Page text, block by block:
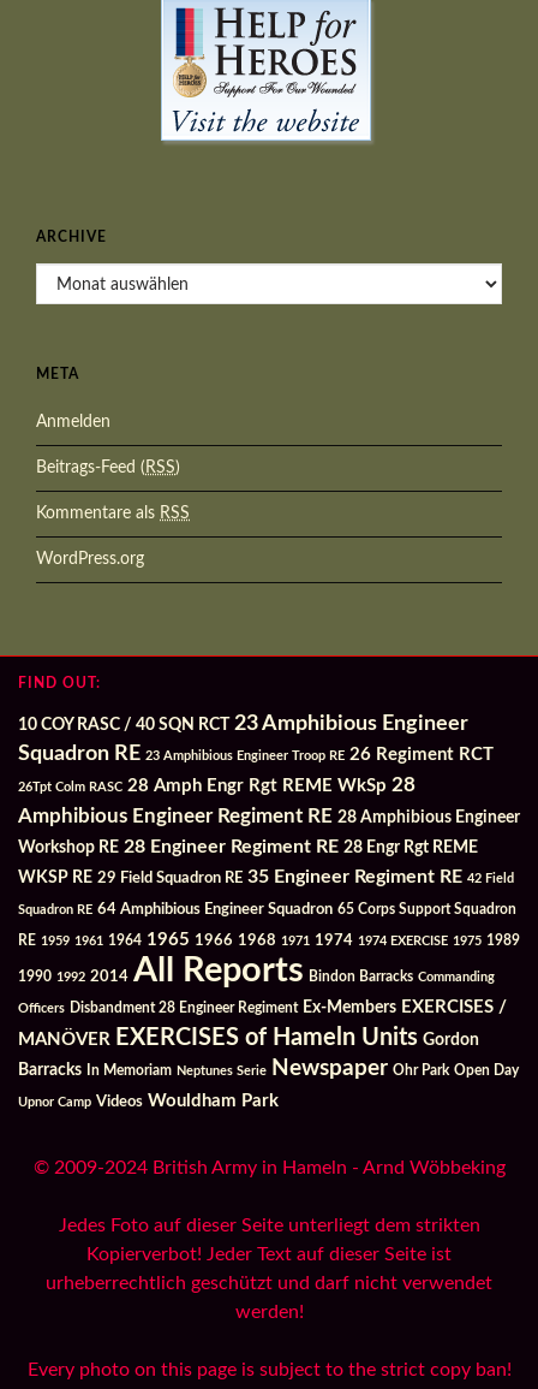
ARCHIVE
Archive
META
Anmelden
Beitrags-Feed ( RSS)
Kommentare als RSS
WordPress.org
FIND OUT:
10 COY RASC / 40 SQN RCT
23 Amphibious Engineer
Squadron RE 23 Amphibious Engineer Troop RE 26 Regiment RCT
26Tpt Colm RASC 28 Amph Engr Rgt REME WkSp 28
Amphibious Engineer Regiment RE 28 Amphibious Engineer
Workshop RE 28 Engineer Regiment RE 28 Engr Rgt REME
WKSP RE 29 Field Squadron RE 35 Engineer Regiment RE 42 Field
Squadron RE 64 Amphibious Engineer Squadron 65 Corps Support Squadron
RE 1959 1961 1964 1965 1966 1968 1971 1974 1974 EXERCISE 1975 1989
1990 1992 2014 All Reports Bindon Barracks Commanding
Officers Disbandment 28 Engineer Regiment Ex-Members EXERCISES /
MANÖVER EXERCISES of Hameln Units Gordon
Barracks
In Memoriam Neptunes Serie Newspaper Ohr Park Open Day
Upnor Camp Videos Wouldham Park
© 2009-2024 British Army in Hameln - Arnd Wöbbeking
Jedes Foto auf dieser Seite unterliegt dem strikten
Kopierverbot! Jeder Text auf dieser Seite ist
urheberrechtlich geschützt und darf nicht verwendet
werden!
Every photo on this page is subject to the strict copy ban!